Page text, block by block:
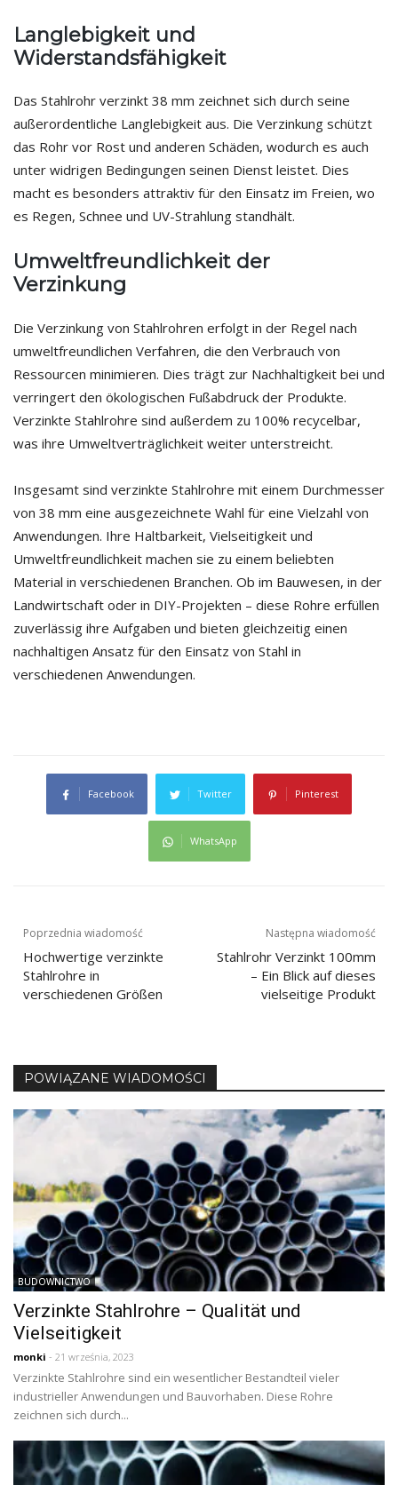
Langlebigkeit und
Widerstandsfähigkeit
Das Stahlrohr verzinkt 38 mm zeichnet sich durch seine
außerordentliche Langlebigkeit aus. Die Verzinkung schützt
das Rohr vor Rost und anderen Schäden, wodurch es auch
unter widrigen Bedingungen seinen Dienst leistet. Dies
macht es besonders attraktiv für den Einsatz im Freien, wo
es Regen, Schnee und UV-Strahlung standhält.
Umweltfreundlichkeit der
Verzinkung
Die Verzinkung von Stahlrohren erfolgt in der Regel nach
umweltfreundlichen Verfahren, die den Verbrauch von
Ressourcen minimieren. Dies trägt zur Nachhaltigkeit bei und
verringert den ökologischen Fußabdruck der Produkte.
Verzinkte Stahlrohre sind außerdem zu 100% recycelbar,
was ihre Umweltverträglichkeit weiter unterstreicht.
Insgesamt sind verzinkte Stahlrohre mit einem Durchmesser
von 38 mm eine ausgezeichnete Wahl für eine Vielzahl von
Anwendungen. Ihre Haltbarkeit, Vielseitigkeit und
Umweltfreundlichkeit machen sie zu einem beliebten
Material in verschiedenen Branchen. Ob im Bauwesen, in der
Landwirtschaft oder in DIY-Projekten – diese Rohre erfüllen
zuverlässig ihre Aufgaben und bieten gleichzeitig einen
nachhaltigen Ansatz für den Einsatz von Stahl in
verschiedenen Anwendungen.
Facebook Twitter Pinterest
WhatsApp
Nawigacja
wpisu
Poprzednia wiadomość
Hochwertige verzinkte
Stahlrohre in
verschiedenen Größen
Następna wiadomość
Stahlrohr Verzinkt 100mm
– Ein Blick auf dieses
vielseitige Produkt
POWIĄZANE WIADOMOŚCI
BUDOWNICTWO
Verzinkte Stahlrohre – Qualität und
Vielseitigkeit
monki - 21 września, 2023
Verzinkte Stahlrohre sind ein wesentlicher Bestandteil vieler
industrieller Anwendungen und Bauvorhaben. Diese Rohre
zeichnen sich durch...